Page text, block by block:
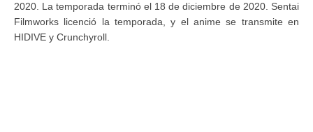
2020. La temporada terminó el 18 de diciembre de 2020. Sentai
Filmworks licenció la temporada, y el anime se transmite en
HIDIVE y Crunchyroll.